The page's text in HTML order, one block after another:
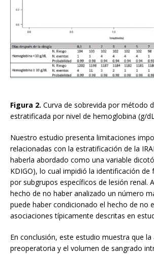
Figura 2. Curva de sobrevida por método
estratificada por nivel de hemoglobina (g/
Nuestro estudio presenta limitaciones
relacionadas con la estratificación de la
haberla abordado como una variable
KDIGO), lo cual impidió la identificación de
por subgrupos específicos de lesión renal.
hecho de no haber analizado un número
puede haber condicionado el hecho de no
asociaciones típicamente descritas en
En conclusión, este estudio muestra que la
preoperatoria y el volumen de sangrado